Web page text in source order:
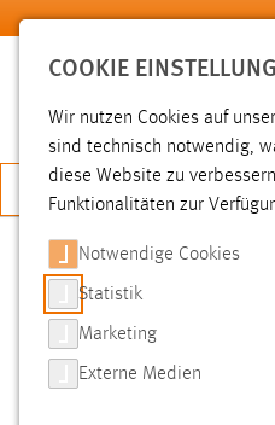
Zum Hauptinhalt springen
JETZT
SUCHE
FILTER
COOKIE
Wir nutzen Cookies auf
sind technisch notwendig,
diese Website zu
Funktionalitäten zur
Notwendige Cookies
Statistik
Marketing
Externe Medien